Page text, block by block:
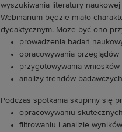
wyszukiwania literatury
Webinarium będzie miało
dydaktycznym. Może być ono
prowadzenia badań
opracowywania przeglądów
przygotowywania wniosków
analizy trendów
Podczas spotkania skupimy się
opracowywaniu
filtrowaniu i analizie